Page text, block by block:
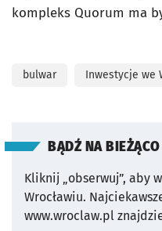
kompleks Quorum ma
bulwar Inwestycje we
BĄDŹ NA
Kliknij „obserwuj”, aby
Wrocławiu.
www.wroclaw.pl